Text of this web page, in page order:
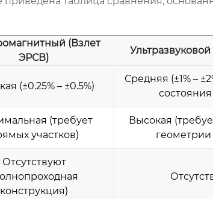
(Взлет
ЭРСВ)
(±0.25% – ±0.5%)
Средняя (±1% –
(требует
участков)
Высокая
Отсутствуют
конструкция)